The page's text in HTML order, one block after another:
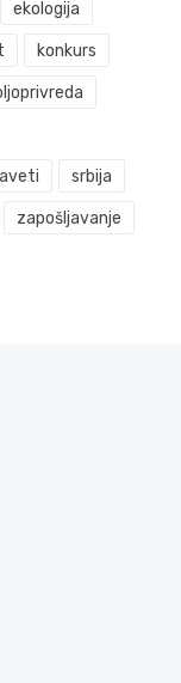
ekologija
konkurs
srbija
zapošljavanje